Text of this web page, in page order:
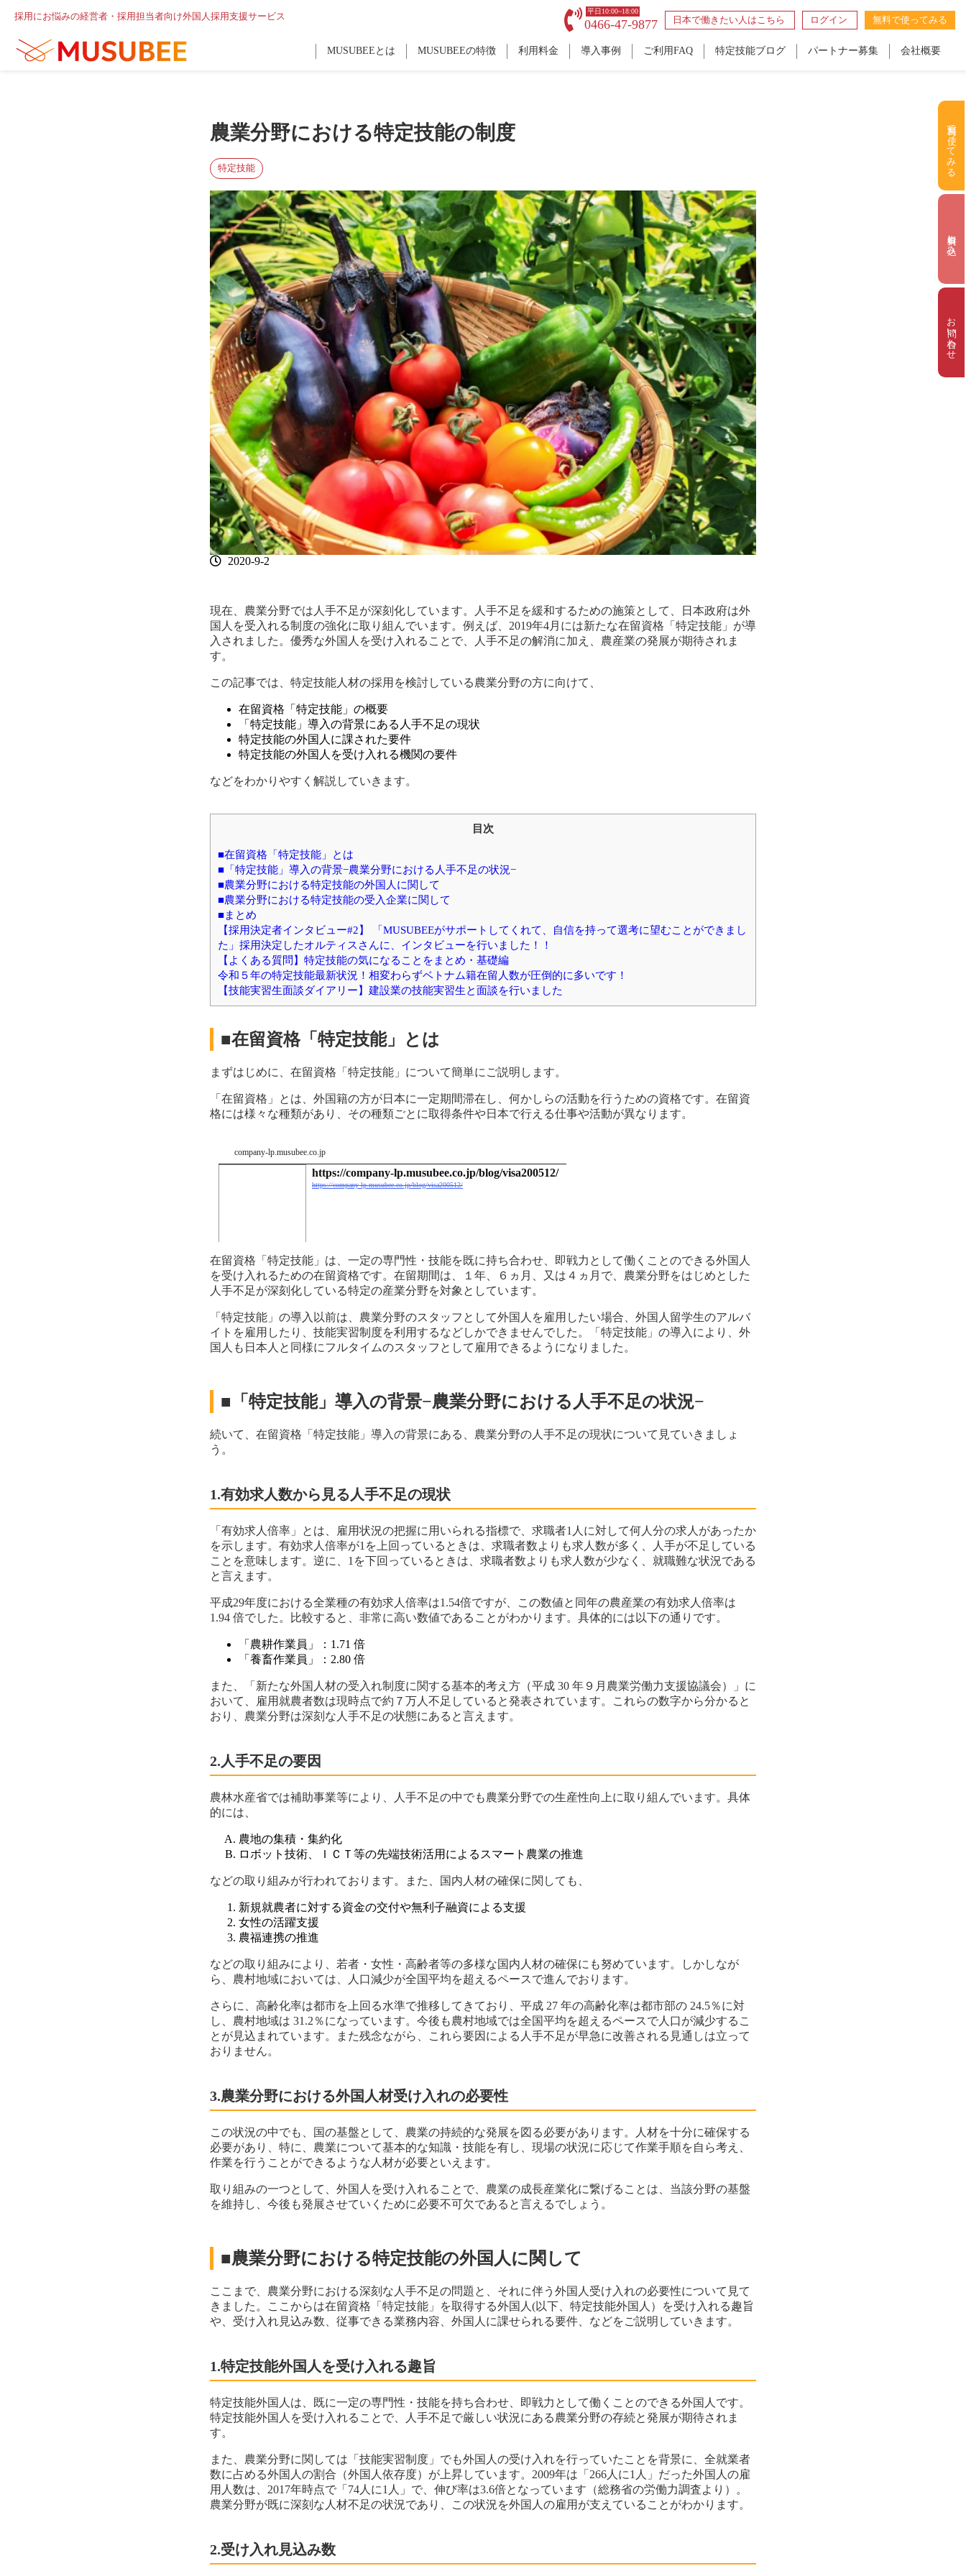
無料で使ってみる
お問い合わせ
資料申し込み
採用にお悩みの経営者・採用担当者向け外国人採用支援サービス
平日10:00~18:00
0466-47-9877 日本で働きたい人はこちら ログイン 無料で使ってみる
MUSUBEEとは MUSUBEEの特徴 利用料金 導入事例 ご利用FAQ 特定技能ブログ パートナー募集 会社概要
農業分野における特定技能の制度
特定技能
2020-9-2
現在、農業分野では人手不足が深刻化しています。人手不足を緩和するための施策として、日本政府は外
国人を受入れる制度の強化に取り組んでいます。例えば、2019年4月には新たな在留資格「特定技能」が導
入されました。優秀な外国人を受け入れることで、人手不足の解消に加え、農産業の発展が期待されま
す。
この記事では、特定技能人材の採用を検討している農業分野の方に向けて、
在留資格「特定技能」の概要
「特定技能」導入の背景にある人手不足の現状
特定技能の外国人に課された要件
特定技能の外国人を受け入れる機関の要件
などをわかりやすく解説していきます。
目次
■在留資格「特定技能」とは
■「特定技能」導入の背景−農業分野における人手不足の状況−
■農業分野における特定技能の外国人に関して
■農業分野における特定技能の受入企業に関して
■まとめ
【採用決定者インタビュー#2】 「MUSUBEEがサポートしてくれて、自信を持って選考に望むことができまし
た」採用決定したオルティスさんに、インタビューを行いました！！
【よくある質問】特定技能の気になることをまとめ・基礎編
令和５年の特定技能最新状況！相変わらずベトナム籍在留人数が圧倒的に多いです！
【技能実習生面談ダイアリー】建設業の技能実習生と面談を行いました
■在留資格「特定技能」とは
まずはじめに、在留資格「特定技能」について簡単にご説明します。
「在留資格」とは、外国籍の方が日本に一定期間滞在し、何かしらの活動を行うための資格です。在留資
格には様々な種類があり、その種類ごとに取得条件や日本で行える仕事や活動が異なります。
company-lp.musubee.co.jp
https://company-lp.musubee.co.jp/blog/visa200512/
https://company-lp.musubee.co.jp/blog/visa200512/
在留資格「特定技能」は、一定の専門性・技能を既に持ち合わせ、即戦力として働くことのできる外国人
を受け入れるための在留資格です。在留期間は、１年、６ヵ月、又は４ヵ月で、農業分野をはじめとした
人手不足が深刻化している特定の産業分野を対象としています。
「特定技能」の導入以前は、農業分野のスタッフとして外国人を雇用したい場合、外国人留学生のアルバ
イトを雇用したり、技能実習制度を利用するなどしかできませんでした。「特定技能」の導入により、外
国人も日本人と同様にフルタイムのスタッフとして雇用できるようになりました。
■「特定技能」導入の背景−農業分野における人手不足の状況−
続いて、在留資格「特定技能」導入の背景にある、農業分野の人手不足の現状について見ていきましょ
う。
1.有効求人数から見る人手不足の現状
「有効求人倍率」とは、雇用状況の把握に用いられる指標で、求職者1人に対して何人分の求人があったか
を示します。有効求人倍率が1を上回っているときは、求職者数よりも求人数が多く、人手が不足している
ことを意味します。逆に、1を下回っているときは、求職者数よりも求人数が少なく、就職難な状況である
と言えます。
平成29年度における全業種の有効求人倍率は1.54倍ですが、この数値と同年の農産業の有効求人倍率は
1.94 倍でした。比較すると、非常に高い数値であることがわかります。具体的には以下の通りです。
「農耕作業員」：1.71 倍
「養畜作業員」：2.80 倍
また、「新たな外国人材の受入れ制度に関する基本的考え方（平成 30 年９月農業労働力支援協議会）」に
おいて、雇用就農者数は現時点で約７万人不足していると発表されています。これらの数字から分かると
おり、農業分野は深刻な人手不足の状態にあると言えます。
2.人手不足の要因
農林水産省では補助事業等により、人手不足の中でも農業分野での生産性向上に取り組んでいます。具体
的には、
農地の集積・集約化
ロボット技術、ＩＣＴ等の先端技術活用によるスマート農業の推進
などの取り組みが行われております。また、国内人材の確保に関しても、
新規就農者に対する資金の交付や無利子融資による支援
女性の活躍支援
農福連携の推進
などの取り組みにより、若者・女性・高齢者等の多様な国内人材の確保にも努めています。しかしなが
ら、農村地域においては、人口減少が全国平均を超えるペースで進んでおります。
さらに、高齢化率は都市を上回る水準で推移してきており、平成 27 年の高齢化率は都市部の 24.5％に対
し、農村地域は 31.2％になっています。今後も農村地域では全国平均を超えるペースで人口が減少するこ
とが見込まれています。また残念ながら、これら要因による人手不足が早急に改善される見通しは立って
おりません。
3.農業分野における外国人材受け入れの必要性
この状況の中でも、国の基盤として、農業の持続的な発展を図る必要があります。人材を十分に確保する
必要があり、特に、農業について基本的な知識・技能を有し、現場の状況に応じて作業手順を自ら考え、
作業を行うことができるような人材が必要といえます。
取り組みの一つとして、外国人を受け入れることで、農業の成長産業化に繋げることは、当該分野の基盤
を維持し、今後も発展させていくために必要不可欠であると言えるでしょう。
■農業分野における特定技能の外国人に関して
ここまで、農業分野における深刻な人手不足の問題と、それに伴う外国人受け入れの必要性について見て
きました。ここからは在留資格「特定技能」を取得する外国人(以下、特定技能外国人）を受け入れる趣旨
や、受け入れ見込み数、従事できる業務内容、外国人に課せられる要件、などをご説明していきます。
1.特定技能外国人を受け入れる趣旨
特定技能外国人は、既に一定の専門性・技能を持ち合わせ、即戦力として働くことのできる外国人です。
特定技能外国人を受け入れることで、人手不足で厳しい状況にある農業分野の存続と発展が期待されま
す。
また、農業分野に関しては「技能実習制度」でも外国人の受け入れを行っていたことを背景に、全就業者
数に占める外国人の割合（外国人依存度）が上昇しています。2009年は「266人に1人」だった外国人の雇
用人数は、2017年時点で「74人に1人」で、伸び率は3.6倍となっています（総務省の労働力調査より）。
農業分野が既に深刻な人材不足の状況であり、この状況を外国人の雇用が支えていることがわかります。
2.受け入れ見込み数